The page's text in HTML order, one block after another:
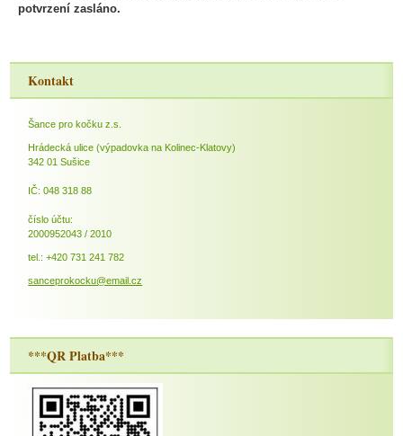
potvrzení zasláno.
Kontakt
Šance pro kočku z.s.
Hrádecká ulice (výpadovka na Kolinec-Klatovy)
342 01 Sušice
IČ: 048 318 88
číslo účtu:
2000952043 / 2010
tel.: +420 731 241 782
sanceprokocku@email.cz
***QR Platba***